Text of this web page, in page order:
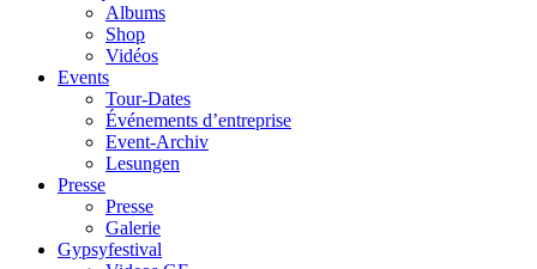
Albums
Shop
Vidéos
Events
Tour-Dates
Événements d’entreprise
Event-Archiv
Lesungen
Presse
Presse
Galerie
Gypsyfestival